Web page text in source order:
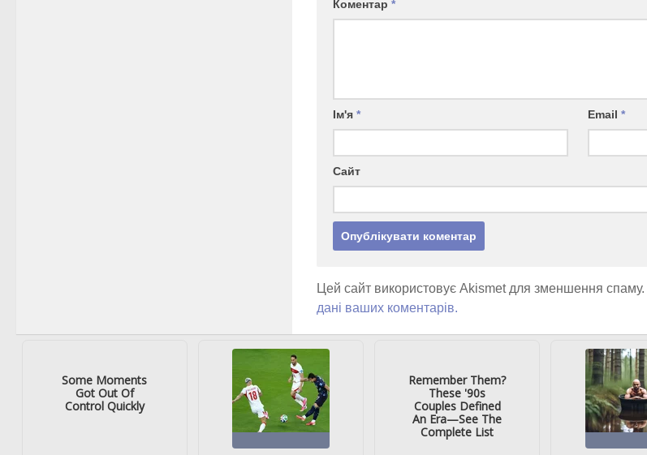
Коментар *
Ім'я * Email*
Сайт
Цей сайт використовує Akismet для зменшення спаму.
дані ваших коментарів.